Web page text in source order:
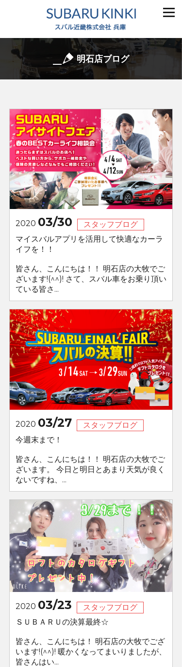
明石店ブログ
2020 03/30
スタッフブログ
マイスバルアプリを活用して快適なカーラ
イフを！！
皆さん、こんにちは！！ 明石店の大牧でご
ざいます!(^^)! さて、スバル車をお乗り頂い
ている皆さ...
2020 03/27
スタッフブログ
今週末まで！
皆さん、こんにちは！！ 明石店の大牧でご
ざいます。 今日と明日とあまり天気が良く
ないですね、...
2020 03/23
スタッフブログ
ＳＵＢＡＲＵの決算最終☆
皆さん、こんにちは！ 明石店の大牧でござ
います!(^^)! 暖かくなってまいりましたが、
皆さんはい...